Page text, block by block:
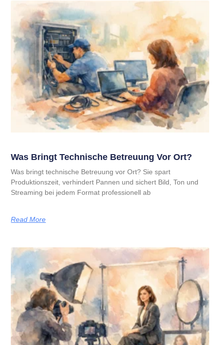
Was Bringt Technische Betreuung Vor Ort?
Was bringt technische Betreuung vor Ort? Sie spart
Produktionszeit, verhindert Pannen und sichert Bild, Ton und
Streaming bei jedem Format professionell ab
Read More